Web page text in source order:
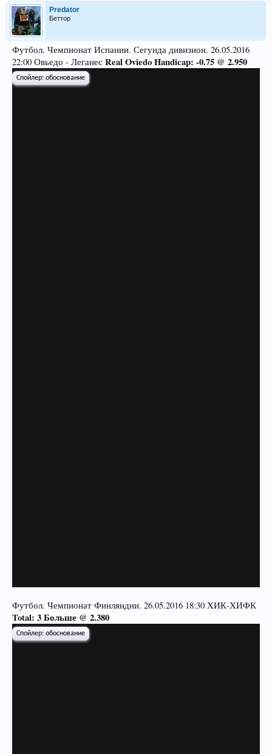
Predator
Беттор
Футбол. Чемпионат Испании. Сегунда дивизион. 26.05.2016
22:00 Овьедо - Леганес Real Oviedo Handicap: -0.75 @ 2.950
Спойлер: обоснование
Футбол. Чемпионат Финляндии. 26.05.2016 18:30 ХИК-ХИФК
Total: 3 Больше @ 2.380
Спойлер: обоснование